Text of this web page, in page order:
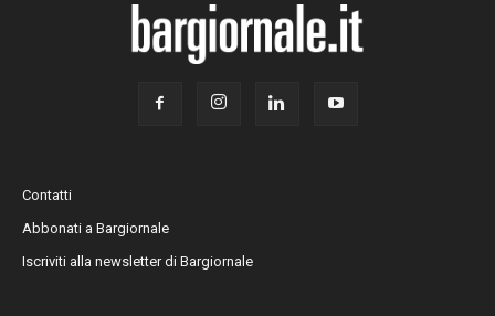
Contatti
Abbonati a Bargiornale
Iscriviti alla newsletter di Bargiornale